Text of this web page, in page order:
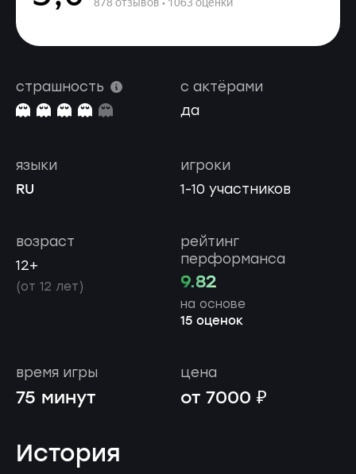
страшность
с актёрами
да
игроки
1-10 участников
языки
RU
возраст
12+
(от 12 лет)
рейтинг
перформанса
9.82
на основе
15 оценок
время игры
75 минут
цена
от 7000 ₽
История